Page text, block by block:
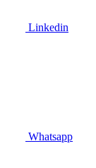
Linkedin
Whatsapp